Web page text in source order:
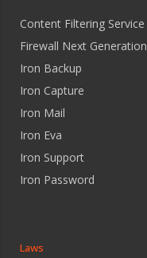
Content Filtering Service
Firewall Next Generation
Iron Backup
Iron Capture
Iron Mail
Iron Eva
Iron Support
Iron Password
Laws